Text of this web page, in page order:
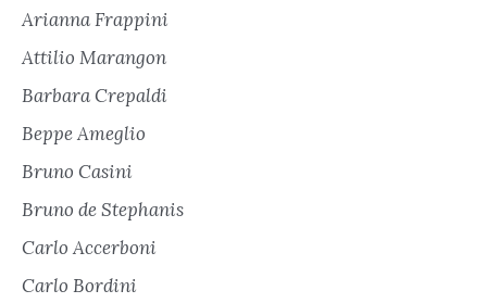
Arianna Frappini
Attilio Marangon
Barbara Crepaldi
Beppe Ameglio
Bruno Casini
Bruno de Stephanis
Carlo Accerboni
Carlo Bordini